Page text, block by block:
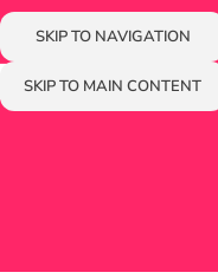
SKIP TO NAVIGATION
SKIP TO MAIN CONTENT